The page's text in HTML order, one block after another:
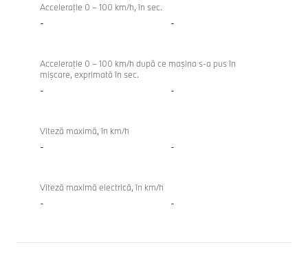
xDrive
Touring
Acceleraţie 0 – 100 km/h, în sec.
- -
Acceleraţie 0 – 100 km/h după ce maşina s-a pus în
mişcare, exprimată în sec.
- -
Viteză maximă, în km/h
- -
Viteză maximă electrică, în km/h
- -